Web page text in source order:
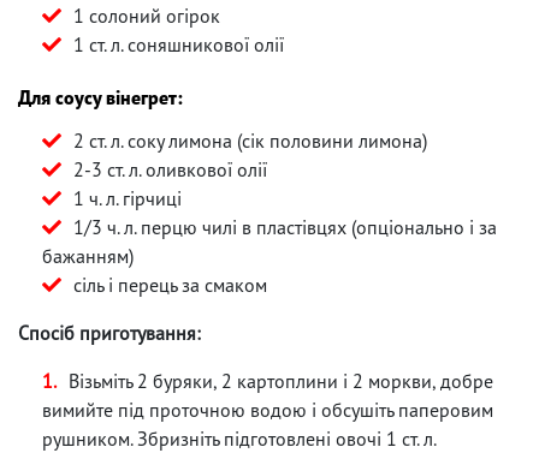
1 солоний огірок
1 ст. л. соняшникової олії
Для соусу вінегрет:
2 ст. л. соку лимона (сік половини лимона)
2-3 ст. л. оливкової олії
1 ч. л. гірчиці
1/3 ч. л. перцю чилі в пластівцях (опціонально і за
бажанням)
сіль і перець за смаком
Спосіб приготування:
Візьміть 2 буряки, 2 картоплини і 2 моркви, добре
вимийте під проточною водою і обсушіть паперовим
рушником. Збризніть підготовлені овочі 1 ст. л.